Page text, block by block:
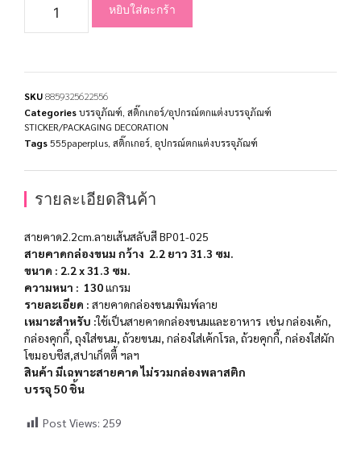
หยิบใส่ตะกร้า
SKU8859325622556
Categoriesบรรจุภัณฑ์ สติ๊กเกอร์/อุปกรณ์ตกแต่งบรรจุภัณฑ์
STICKER/PACKAGING DECORATION
Tags555paperplus สติ๊กเกอร์ อุปกรณ์ตกแต่งบรรจุภัณฑ์
รายละเอียดสินค้า
สายคาด2.2cm.ลายเส้นสลับสี BP01-025
สายคาดกล่องขนม กว้าง 2.2 ยาว 31.3 ซม.
ขนาด : 2.2 x 31.3 ซม
ความหนา : 130แกรม
รายละเอียด : สายคาดกล่องขนมพิมพ์ลาย
เหมาะสำ​หรับ​ :ใช้เป็นสายคาดกล่องขนมและอาหาร เช่น กล่องเค้ก,
กล่องคุกกี้, ถุงใส่ขนม, ถ้วยขนม, กล่องใส่เค้กโรล, ถ้วยคุกกี้, กล่องใส่ผัก
โขมอบชีส,สปาเก็ตตี้ ฯลฯ
สินค้า มีเฉพาะสายคาด ไม่รวมกล่องพลาสติก
บรรจุ 50 ชิ้น
Post Views: 259